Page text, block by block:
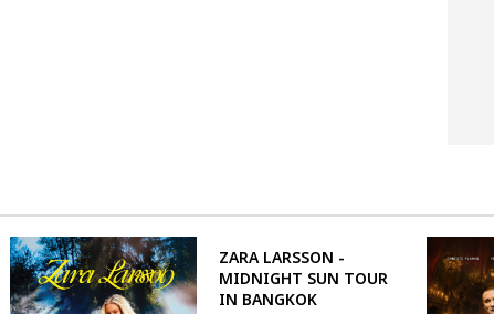
ZARA LARSSON -
MIDNIGHT SUN TOUR
IN BANGKOK